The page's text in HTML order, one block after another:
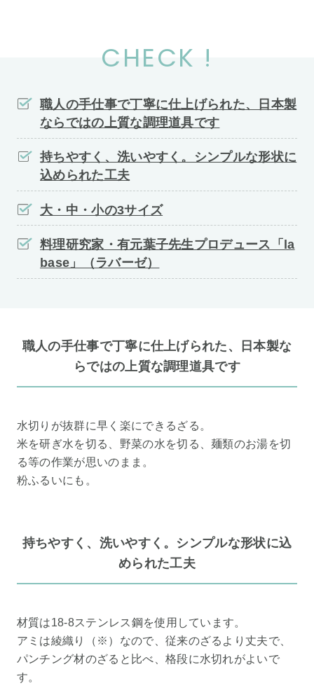
CHECK !
職人の手仕事で丁寧に仕上げられた、日本製
ならではの上質な調理道具です
持ちやすく、洗いやすく。シンプルな形状に
込められた工夫
大・中・小の3サイズ
料理研究家・有元葉子先生プロデュース「la
base」（ラバーゼ）
職人の手仕事で丁寧に仕上げられた、日本製な
らではの上質な調理道具です
水切りが抜群に早く楽にできるざる。
米を研ぎ水を切る、野菜の水を切る、麺類のお湯を切
る等の作業が思いのまま。
粉ふるいにも。
持ちやすく、洗いやすく。シンプルな形状に込
められた工夫
材質は18-8ステンレス鋼を使用しています。
アミは綾織り（※）なので、従来のざるより丈夫で、
パンチング材のざると比べ、格段に水切れがよいで
す。